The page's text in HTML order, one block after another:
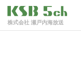
株式会社 瀬戸内海放送